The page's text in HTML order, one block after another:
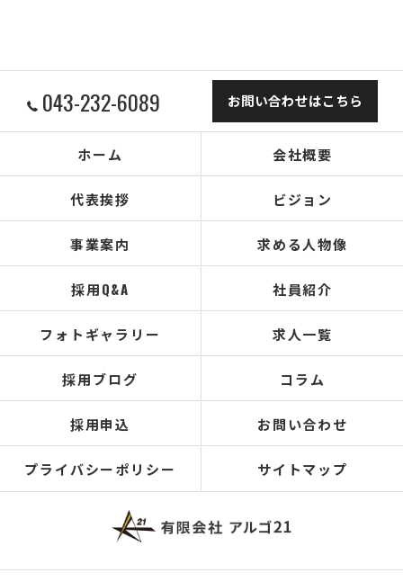
043-232-6089 お問い合わせはこちら
ホーム 会社概要
代表挨拶 ビジョン
事業案内 求める人物像
採用Q&A 社員紹介
フォトギャラリー 求人一覧
採用ブログ コラム
採用申込 お問い合わせ
プライバシーポリシー サイトマップ